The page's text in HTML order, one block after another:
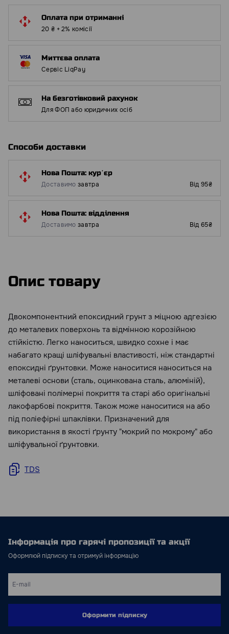
Оплата при отриманні
20 ₴ + 2% комісії
Миттєва оплата
Сервіс LiqPay
На безготівковий рахунок
Для ФОП або юридичних осіб
Способи доставки
Нова Пошта: курʼєр
Доставимо завтра Від 95₴
Нова Пошта: відділення
Доставимо завтра Від 65₴
Опис товару
Двокомпонентний епоксидний грунт з міцною адгезією
до металевих поверхонь та відмінною корозійною
стійкістю. Легко наноситься, швидко сохне і має
набагато кращі шліфувальні властивості, ніж стандартні
епоксидні ґрунтовки. Може наноситися наноситься на
металеві основи (сталь, оцинкована сталь, алюміній),
шліфовані полімерні покриття та старі або оригінальні
лакофарбові покриття. Також може наноситися на або
під поліефірні шпаклівки. Призначений для
використання в якості ґрунту "мокрий по мокрому" або
шліфувальної ґрунтовки.
TDS
Інформація про гарячі пропозиції та акції
Оформлюй підписку та отримуй інформацію
Оформити підписку